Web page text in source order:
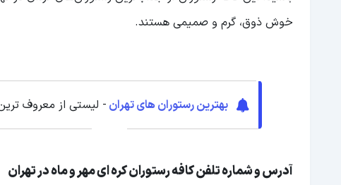
خوش ذوق، گرم و صمیمی هستند.
بهترین رستوران های تهران - لیستی از معروف
آدرس و شماره تلفن کافه رستوران کره ‌ای مهر و ماه در تهران